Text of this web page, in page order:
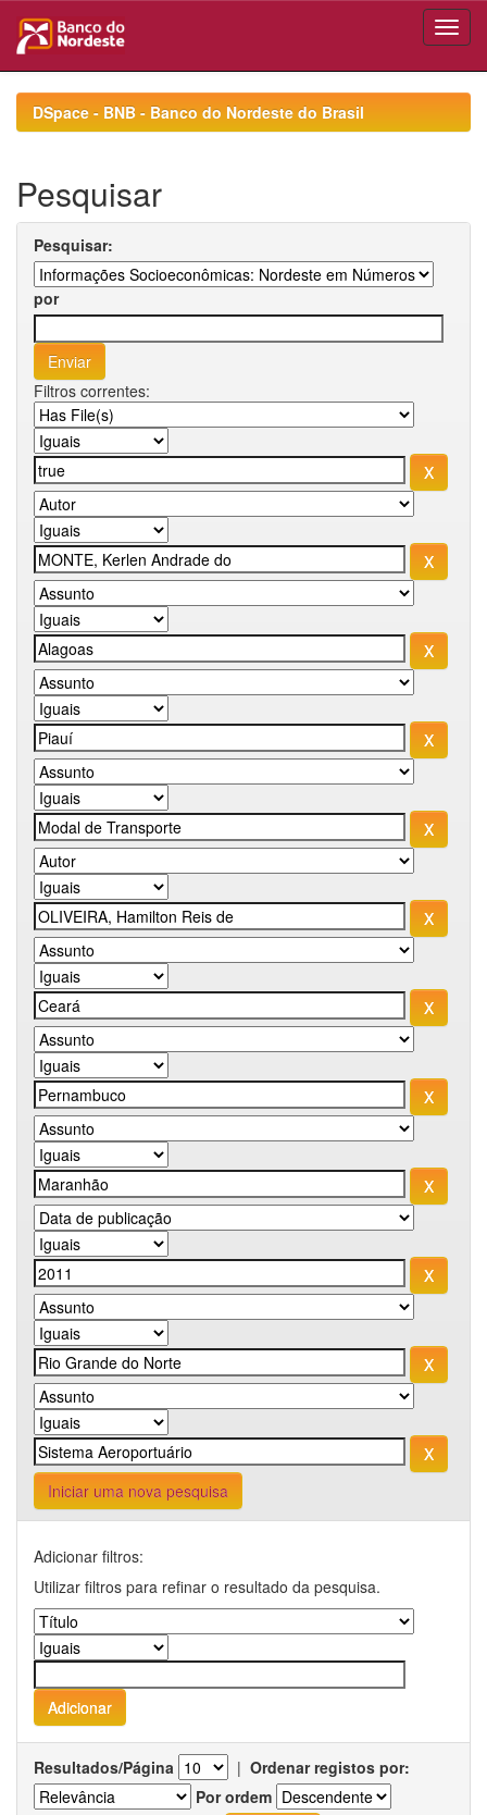
navigationDSpace - BNB - Banco do Nordeste do Brasil
Pesquisar
Pesquisar:
por
Filtros correntes:
Iniciar uma nova pesquisa
Adicionar filtros:
Utilizar filtros para refinar o resultado da pesquisa.
Resultados/Página | Ordenar registos por:
Por ordem